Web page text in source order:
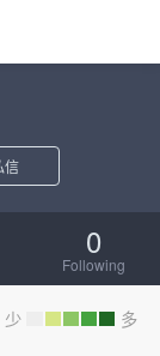
信
0
Following
少 多